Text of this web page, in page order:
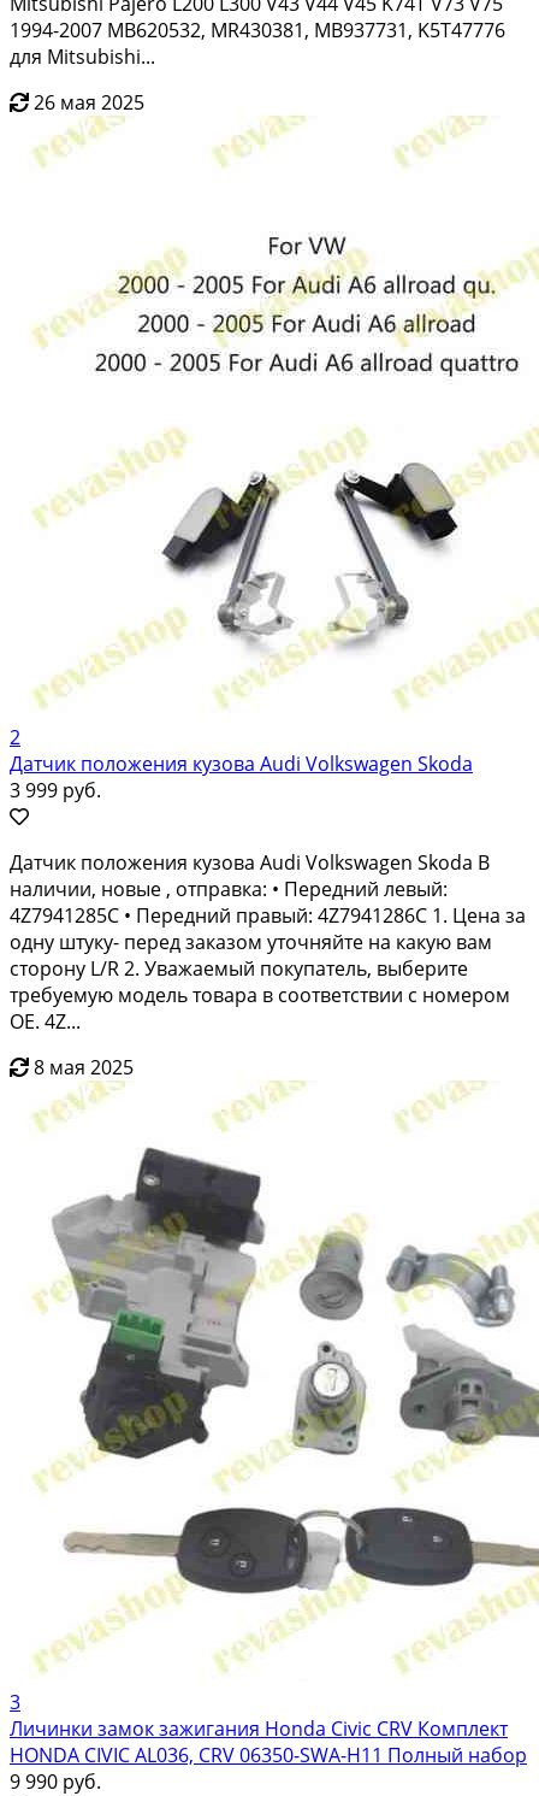
1994-2007 MB620532, MR430381, MB937731, K5T47776
для Mitsubishi...
26 мая 2025
2
Датчик положения кузова Audi Volkswagen Skoda
3 999 руб.
Датчик положения кузова Audi Volkswagen Skoda В
наличии, новые , отправка: • Передний левый:
4Z7941285C • Передний правый: 4Z7941286C 1. Цена за
одну штуку- перед заказом уточняйте на какую вам
сторону L/R 2. Уважаемый покупатель, выберите
требуемую модель товара в соответствии с номером
OE. 4Z...
8 мая 2025
3
Личинки замок зажигания Honda Civic CRV Комплект
HONDA CIVIC AL036, CRV 06350-SWA-H11 Полный набор
9 990 руб.